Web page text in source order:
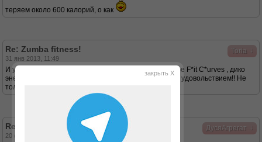
теряем около 600 калорий, о как
Toria
Re: Zumba fitness!
31 янв 2013, 11:49
И у нас в Донецке есть зумба в женском фитнес клубе F*it C*urves , дико
энергичные тренировки, мне очень нравятся, хожу с удовольствием!! Не
только полезно, но еще заряд бодрости получаю!
ДусяАгрегат
Re: Zumba fitness!
20 фев 2013, 20:00
закрыть X